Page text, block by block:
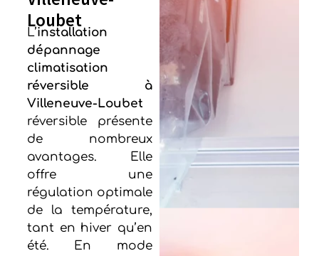
Loubet
L’installation
dépannage
climatisation
réversible à
Villeneuve-Loubet
réversible présente
de nombreux
avantages. Elle
offre une
régulation optimale
de la température,
tant en hiver qu’en
été. En mode